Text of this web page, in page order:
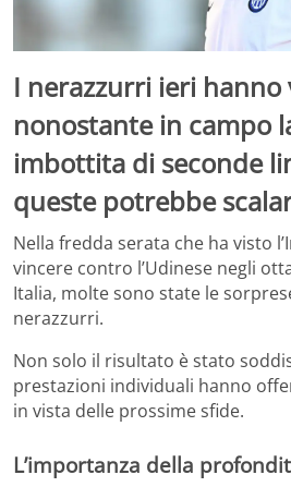
I nerazzurri ieri hanno
nonostante in campo
imbottita di seconde
queste potrebbe
Nella fredda serata che ha visto
vincere contro l’Udinese negli
Italia, molte sono state le
nerazzurri.
Non solo il risultato è stato
prestazioni individuali hanno
in vista delle prossime sfide.
L’importanza della